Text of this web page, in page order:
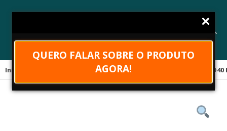
QUERO FALAR SOBRE O PRODUTO
AGORA!
Início Equipamentos RFID Sleds RFID SLEDS Zebra